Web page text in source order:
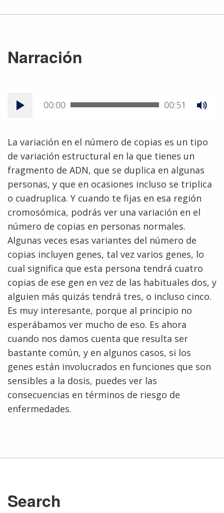
GENOMICS
FUNDING
RESEARCH
RESEARCH AREAS
ABOUT
TRAINING
NEWS &
NEWS
NHGRI
MISSION AND VISION
Narración
00:00 00:51
La variación en el número de copias es un tipo
de variación estructural en la que tienes un
fragmento de ADN, que se duplica en algunas
personas, y que en ocasiones incluso se triplica
o cuadruplica. Y cuando te fijas en esa región
cromosómica, podrás ver una variación en el
número de copias en personas normales.
Algunas veces esas variantes del número de
copias incluyen genes, tal vez varios genes, lo
cual significa que esta persona tendrá cuatro
copias de ese gen en vez de las habituales dos, y
alguien más quizás tendrá tres, o incluso cinco.
Es muy interesante, porque al principio no
esperábamos ver mucho de eso. Es ahora
cuando nos damos cuenta que resulta ser
bastante común, y en algunos casos, si los
genes están involucrados en funciones que son
sensibles a la dosis, puedes ver las
consecuencias en términos de riesgo de
enfermedades.
Search